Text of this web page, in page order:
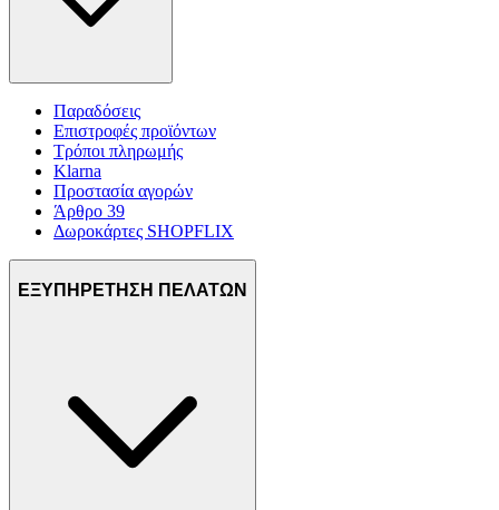
Παραδόσεις
Επιστροφές προϊόντων
Τρόποι πληρωμής
Klarna
Προστασία αγορών
Άρθρο 39
Δωροκάρτες SHOPFLIX
ΕΞΥΠΗΡΕΤΗΣΗ ΠΕΛΑΤΩΝ